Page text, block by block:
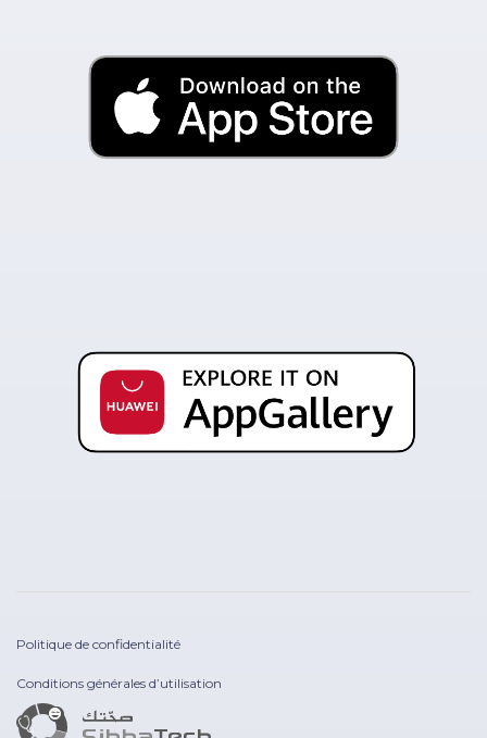
Politique de confidentialité
Conditions générales d’utilisation